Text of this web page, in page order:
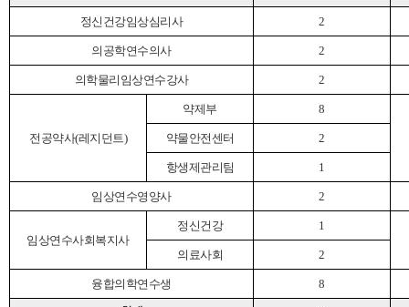
정신건강임상심리사 2
의공학연수의사 2
의학물리임상연수강사 2
전공약사(레지던트)
약제부 8
약물안전센터 2
항생제관리팀 1
임상연수영양사 2
임상연수사회복지사
정신건강 1
의료사회 2
융합의학연수생
8